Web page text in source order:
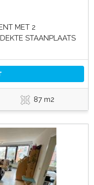
MET 2
STAANPLAATS
87 m2